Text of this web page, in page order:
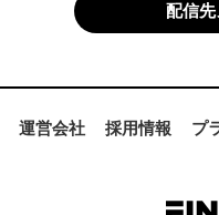
配信
運営会社 採用情報 プ